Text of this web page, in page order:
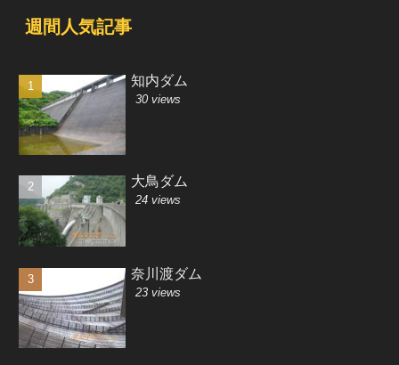
週間人気記事
知内ダム
30 views
大鳥ダム
24 views
奈川渡ダム
23 views